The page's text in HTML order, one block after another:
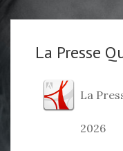
La Presse
La
2026